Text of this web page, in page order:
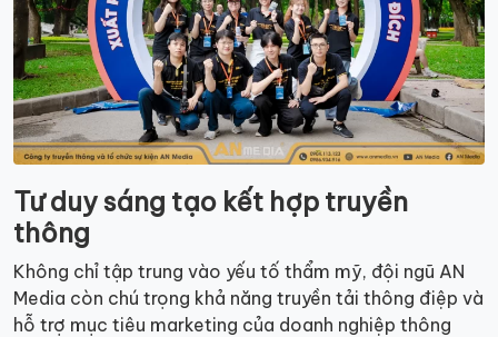
Tư duy sáng tạo kết hợp truyền
thông
Không chỉ tập trung vào yếu tố thẩm mỹ, đội ngũ AN
Media còn chú trọng khả năng truyền tải thông điệp và
hỗ trợ mục tiêu marketing của doanh nghiệp thông